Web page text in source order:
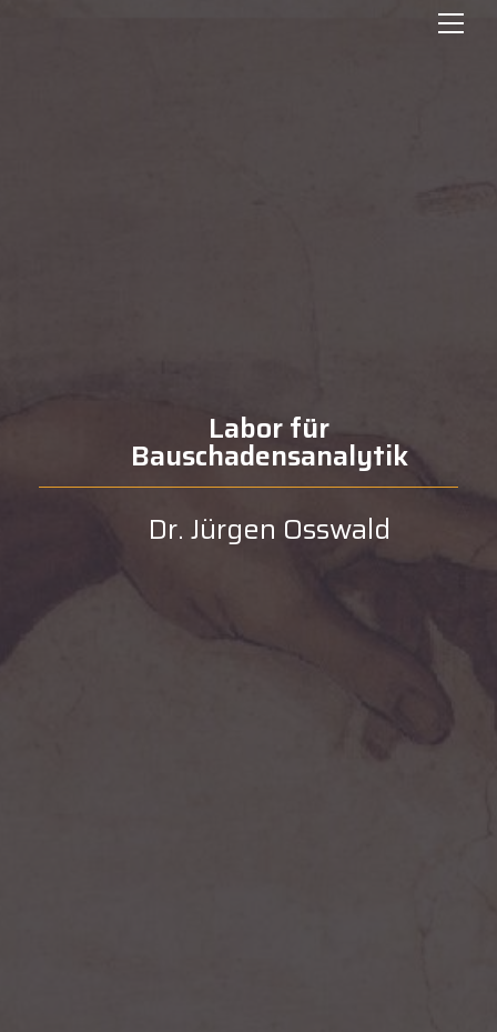
Labor für
Bauschadensanalytik
Dr. Jürgen Osswald